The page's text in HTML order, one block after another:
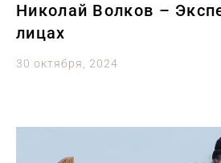
Николай Волков –
лицах
30 октября, 2024